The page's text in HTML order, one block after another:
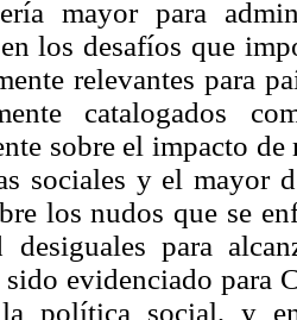
mayor para
los desafíos que
relevantes para
catalogados
sobre el impacto
sociales y el mayor
los nudos que se
desiguales para
sido evidenciado para
la política social, y